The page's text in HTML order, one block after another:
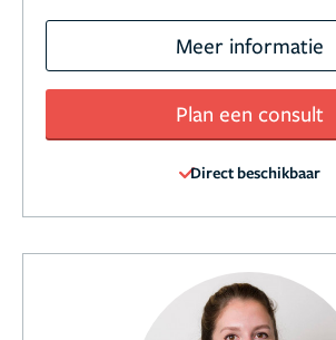
Meer informatie
Plan een consult
Direct beschikbaar